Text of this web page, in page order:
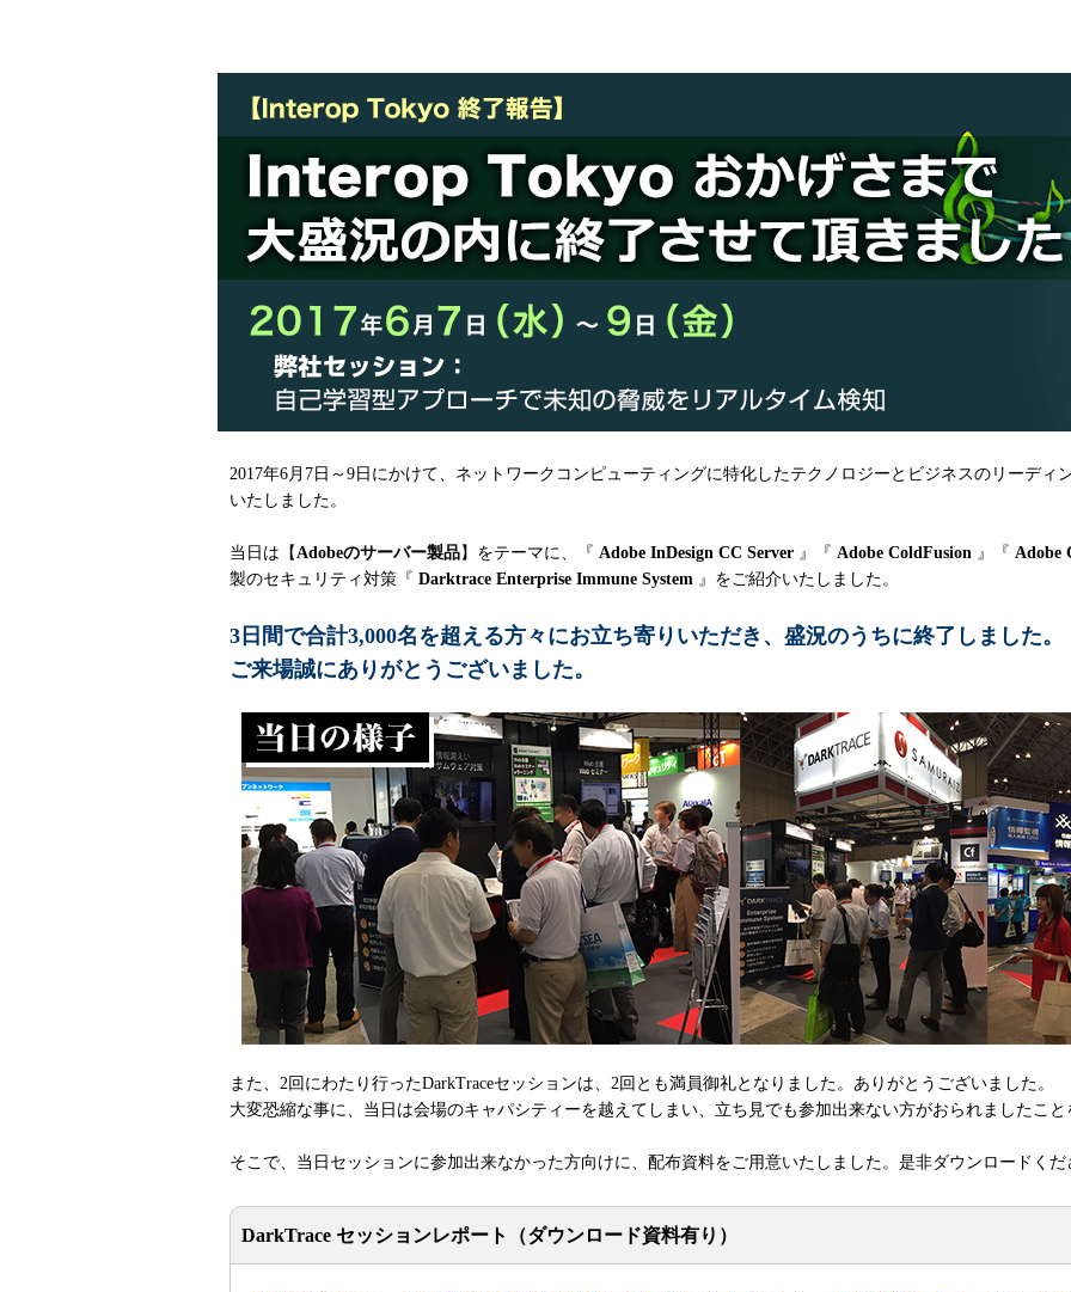
2017年6月7日～9日にかけて、ネットワークコンピューティングに特化したテクノロジーとビジネスのリーディ
いたしました。
当日は【Adobeのサーバー製品】をテーマに、『 Adobe InDesign CC Server 』『 Adobe ColdFusion 』『 Adobe
製のセキュリティ対策『 Darktrace Enterprise Immune System 』をご紹介いたしました。
3日間で合計3,000名を超える方々にお立ち寄りいただき、盛況のうちに終了しました。
ご来場誠にありがとうございました。
また、2回にわたり行ったDarkTraceセッションは、2回とも満員御礼となりました。ありがとうございました。
大変恐縮な事に、当日は会場のキャパシティーを越えてしまい、立ち見でも参加出来ない方がおられましたこと
そこで、当日セッションに参加出来なかった方向けに、配布資料をご用意いたしました。是非ダウンロードくだ
DarkTrace セッションレポート（ダウンロード資料有り）